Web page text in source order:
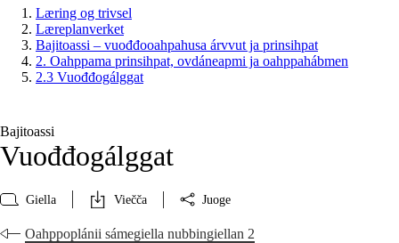
Læring og trivsel
Læreplanverket
Bajitoassi – vuođđooahpahusa árvvut ja prinsihpat
2. Oahppama prinsihpat, ovdáneapmi ja oahppahábmen
2.3 Vuođđogálggat
Bajitoassi
Vuođđogálggat
Giella Viečča Juoge
Oahppoplánii sámegiella nubbingiellan 2